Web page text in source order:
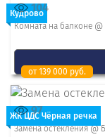
Кудрово
104
Комната на балконе @
ЖК ЦДС Чёрная речка
от 139 000 руб.
97
Замена остекления @